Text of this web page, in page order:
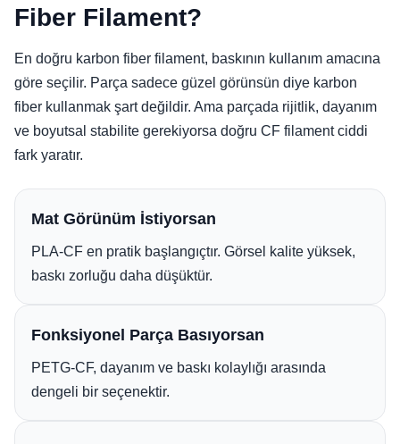
Fiber Filament?
En doğru karbon fiber filament, baskının kullanım amacına
göre seçilir. Parça sadece güzel görünsün diye karbon
fiber kullanmak şart değildir. Ama parçada rijitlik, dayanım
ve boyutsal stabilite gerekiyorsa doğru CF filament ciddi
fark yaratır.
Mat Görünüm İstiyorsan
PLA-CF en pratik başlangıçtır. Görsel kalite yüksek,
baskı zorluğu daha düşüktür.
Fonksiyonel Parça Basıyorsan
PETG-CF, dayanım ve baskı kolaylığı arasında
dengeli bir seçenektir.